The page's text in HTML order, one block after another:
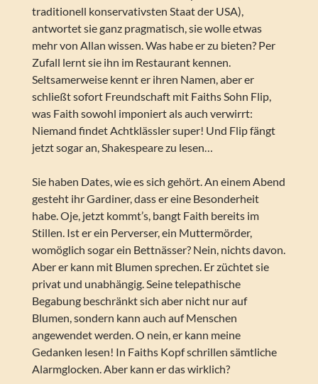
traditionell konservativsten Staat der USA),
antwortet sie ganz pragmatisch, sie wolle etwas
mehr von Allan wissen. Was habe er zu bieten? Per
Zufall lernt sie ihn im Restaurant kennen.
Seltsamerweise kennt er ihren Namen, aber er
schließt sofort Freundschaft mit Faiths Sohn Flip,
was Faith sowohl imponiert als auch verwirrt:
Niemand findet Achtklässler super! Und Flip fängt
jetzt sogar an, Shakespeare zu lesen…
Sie haben Dates, wie es sich gehört. An einem Abend
gesteht ihr Gardiner, dass er eine Besonderheit
habe. Oje, jetzt kommt’s, bangt Faith bereits im
Stillen. Ist er ein Perverser, ein Muttermörder,
womöglich sogar ein Bettnässer? Nein, nichts davon.
Aber er kann mit Blumen sprechen. Er züchtet sie
privat und unabhängig. Seine telepathische
Begabung beschränkt sich aber nicht nur auf
Blumen, sondern kann auch auf Menschen
angewendet werden. O nein, er kann meine
Gedanken lesen! In Faiths Kopf schrillen sämtliche
Alarmglocken. Aber kann er das wirklich?